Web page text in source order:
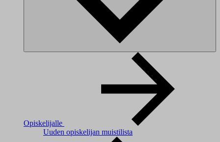
Opiskelijalle
Uuden opiskelijan muistilista